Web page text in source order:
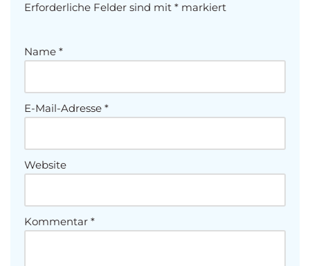
Erforderliche Felder sind mit * markiert
Name *
E-Mail-Adresse *
Website
Kommentar *